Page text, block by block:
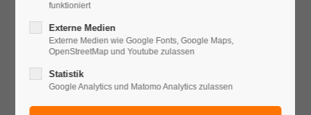
Der Eintrag "offcanvas-col4" existiert
leider nicht.
funktioniert
Externe Medien
Externe Medien wie Google Fonts, Google Maps,
OpenStreetMap und Youtube zulassen
Statistik
Google Analytics und Matomo Analytics zulassen